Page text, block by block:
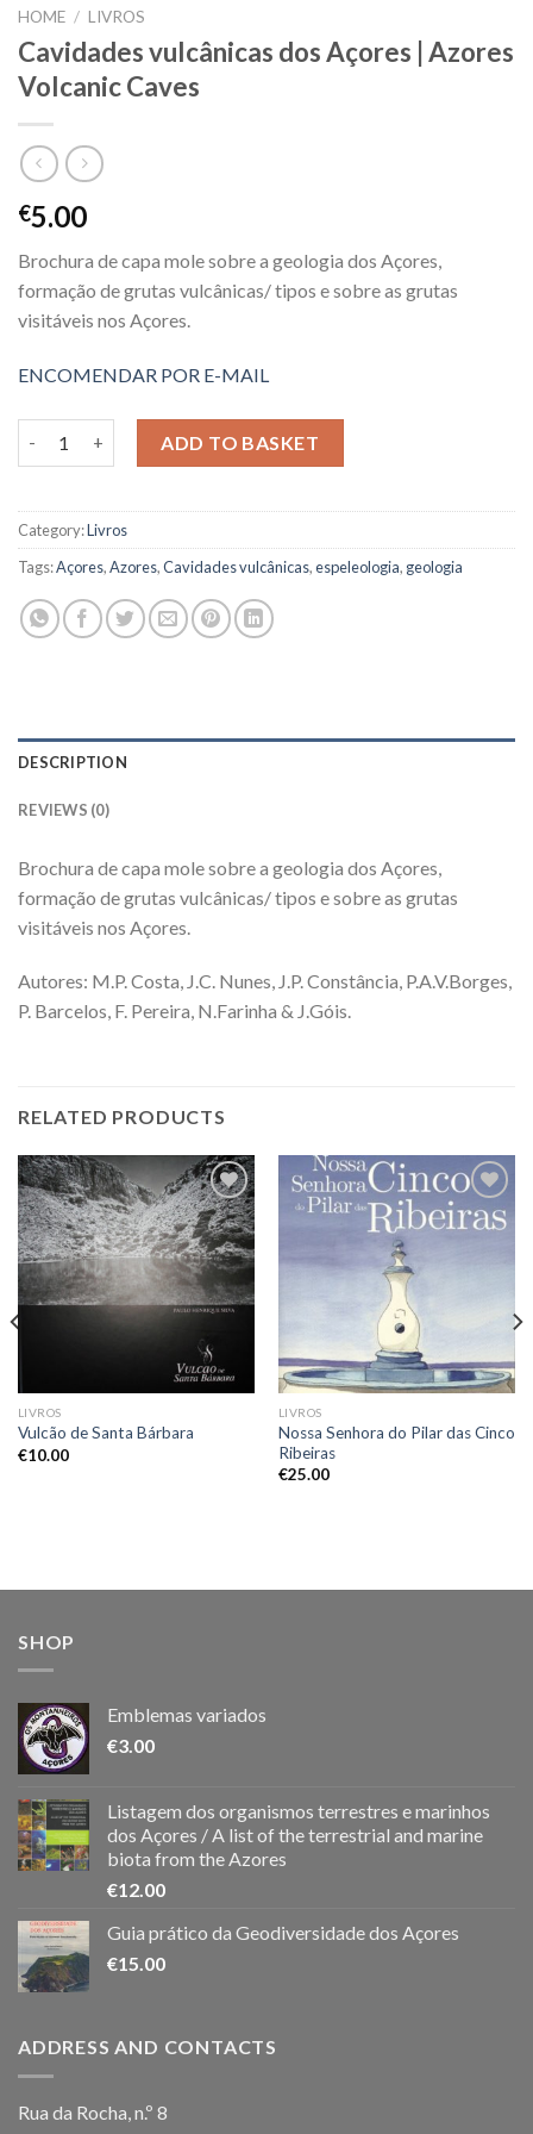
HOME / LIVROS
Cavidades vulcânicas dos Açores | Azores
Volcanic Caves
€5.00
Brochura de capa mole sobre a geologia dos Açores,
formação de grutas vulcânicas/ tipos e sobre as grutas
visitáveis nos Açores.
ENCOMENDAR POR E-MAIL
ADD TO BASKET
Category:Livros
Tags:Açores,Azores,Cavidades vulcânicas,espeleologia, geologia
DESCRIPTION
REVIEWS (0)
Brochura de capa mole sobre a geologia dos Açores,
formação de grutas vulcânicas/ tipos e sobre as grutas
visitáveis nos Açores.
Autores: M.P. Costa, J.C. Nunes, J.P. Constância, P.A.V.Borges,
P. Barcelos, F. Pereira, N.Farinha & J.Góis.
RELATED PRODUCTS
Add to
Wishlist
LIVROS
Vulcão de Santa Bárbara
€10.00
LIVROS
Nossa Senhora do Pilar das Cinco
Ribeiras
€25.00
SHOP
Emblemas variados
€3.00
Listagem dos organismos terrestres e marinhos
dos Açores / A list of the terrestrial and marine
biota from the Azores
€12.00
Guia prático da Geodiversidade dos Açores
€15.00
ADDRESS AND CONTACTS
Rua da Rocha, n.º 8